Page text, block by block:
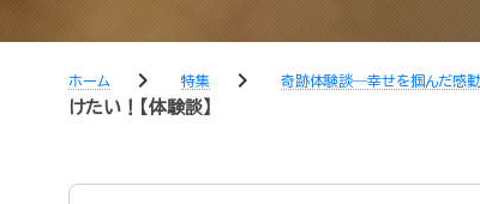
ホーム chevron_right 特集 chevron_right 奇跡体験談―幸せを掴んだ感
けたい！【体験談】